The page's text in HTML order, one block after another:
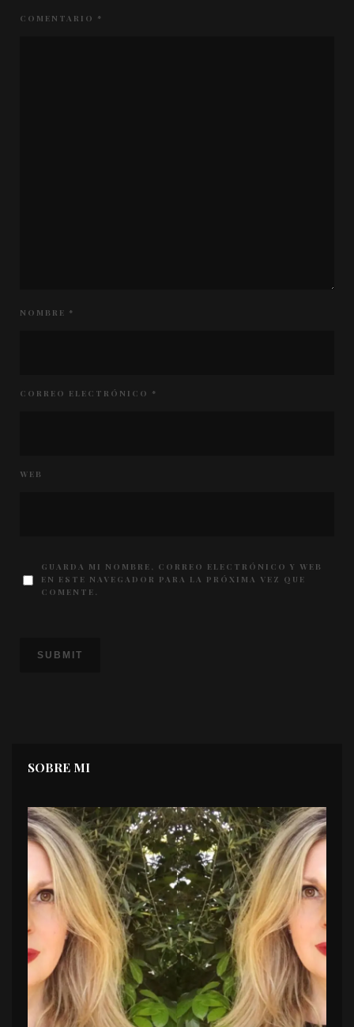
COMENTARIO *
NOMBRE *
CORREO ELECTRÓNICO *
WEB
GUARDA MI NOMBRE, CORREO ELECTRÓNICO Y WEB
EN ESTE NAVEGADOR PARA LA PRÓXIMA VEZ QUE
COMENTE.
SOBRE MI